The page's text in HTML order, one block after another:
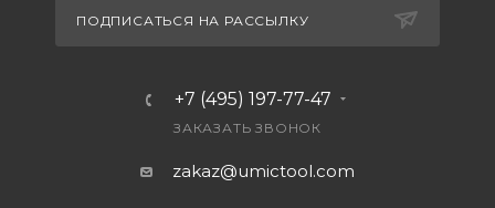
ПОДПИСАТЬСЯ НА РАССЫЛКУ
+7 (495) 197-77-47
ЗАКАЗАТЬ ЗВОНОК
zakaz@umictool.com